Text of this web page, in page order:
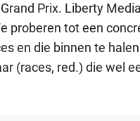
Prix. Liberty
proberen tot een
en die binnen te
(races, red.) die wel